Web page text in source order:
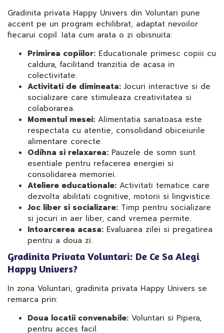
Gradinita privata Happy Univers din Voluntari pune
accent pe un program echilibrat, adaptat nevoilor
fiecarui copil. Iata cum arata o zi obisnuita:
Primirea copiilor: Educationale primesc copiii cu
caldura, facilitand tranzitia de acasa in
colectivitate.
Activitati de dimineata: Jocuri interactive si de
socializare care stimuleaza creativitatea si
colaborarea.
Momentul mesei: Alimentatia sanatoasa este
respectata cu atentie, consolidand obiceiurile
alimentare corecte.
Odihna si relaxarea: Pauzele de somn sunt
esentiale pentru refacerea energiei si
consolidarea memoriei.
Ateliere educationale: Activitati tematice care
dezvolta abilitati cognitive, motorii si lingvistice.
Joc liber si socializare: Timp pentru socializare
si jocuri in aer liber, cand vremea permite.
Intoarcerea acasa: Evaluarea zilei si pregatirea
pentru a doua zi.
Gradinita Privata Voluntari: De Ce Sa Alegi
Happy Univers?
In zona Voluntari, gradinita privata Happy Univers se
remarca prin:
Doua locatii convenabile: Voluntari si Pipera,
pentru acces facil.